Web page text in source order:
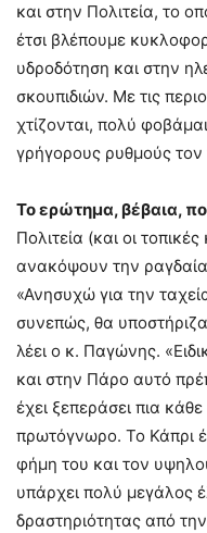
και στην Πολιτεία, το
έτσι βλέπουμε
υδροδότηση και στην
σκουπιδιών. Με τις
χτίζονται, πολύ
γρήγορους ρυθμούς
Το ερώτημα, βέβαια,
Πολιτεία (και οι
ανακόψουν την
«Ανησυχώ για την
συνεπώς, θα
λέει ο κ. Παγώνης.
και στην Πάρο αυτό
έχει ξεπεράσει πια
πρωτόγνωρο. Το Κάπρι
φήμη του και τον
υπάρχει πολύ μεγάλος
δραστηριότητας από